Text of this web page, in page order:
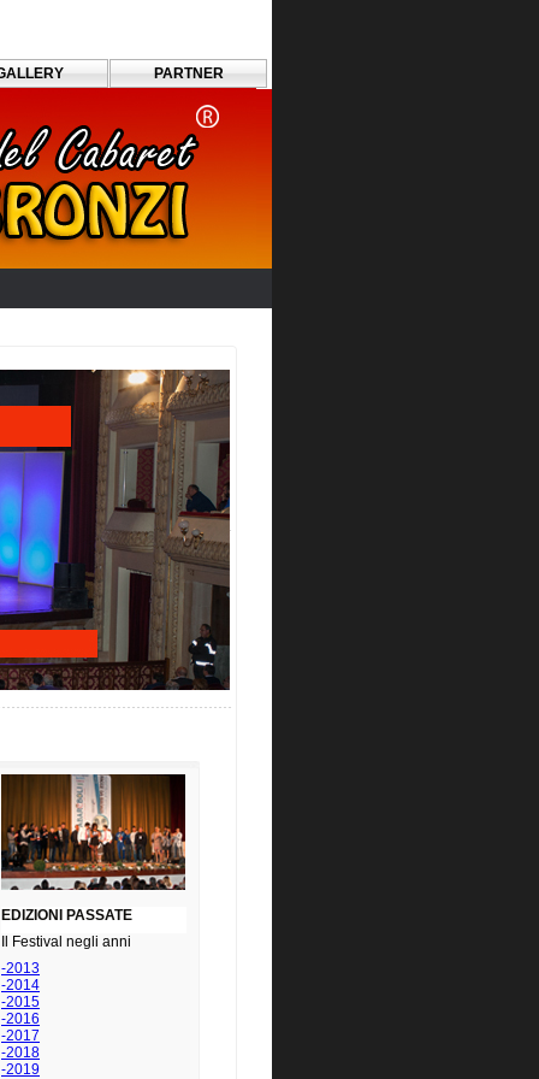
PARTNER
EDIZIONI PASSATE
Il Festival negli anni
-2013
-2014
-2015
-2016
-2017
-2018
-2019